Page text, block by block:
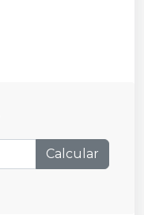
Calcular